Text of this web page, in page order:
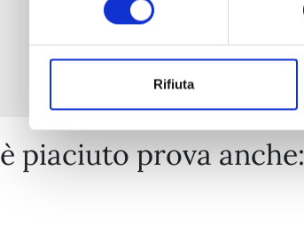
Rifiuta
piaciuto prova anche: